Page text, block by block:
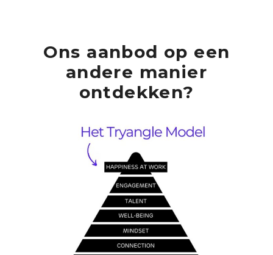
Ons aanbod op een
andere manier
ontdekken?